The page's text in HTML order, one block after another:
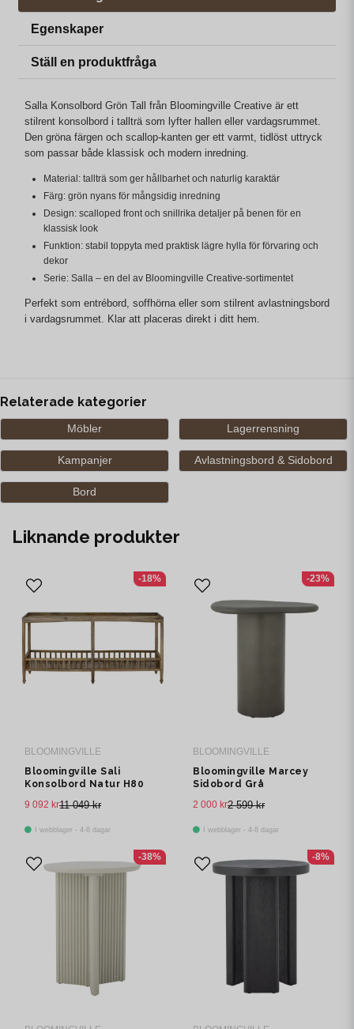
Egenskaper
Ställ en produktfråga
Salla Konsolbord Grön Tall från Bloomingville Creative är ett
stilrent konsolbord i tallträ som lyfter hallen eller vardagsrummet.
Den gröna färgen och scallop-kanten ger ett varmt, tidlöst uttryck
som passar både klassisk och modern inredning.
Material: tallträ som ger hållbarhet och naturlig karaktär
Färg: grön nyans för mångsidig inredning
Design: scalloped front och snillrika detaljer på benen för en
klassisk look
Funktion: stabil toppyta med praktisk lägre hylla för förvaring och
dekor
Serie: Salla – en del av Bloomingville Creative-sortimentet
Perfekt som entrébord, soffhörna eller som stilrent avlastningsbord
i vardagsrummet. Klar att placeras direkt i ditt hem.
Relaterade kategorier
Möbler Lagerrensning
Kampanjer Avlastningsbord & Sidobord
Bord
Liknande produkter
BLOOMINGVILLE
Bloomingville Sali
Konsolbord Natur H80
11 049 kr
9 092 kr
I webblager - 4-8 dagar
-18%
BLOOMINGVILLE
Bloomingville Marcey
Sidobord Grå
2 599 kr
2 000 kr
I webblager - 4-8 dagar
-23%
-38% -8%